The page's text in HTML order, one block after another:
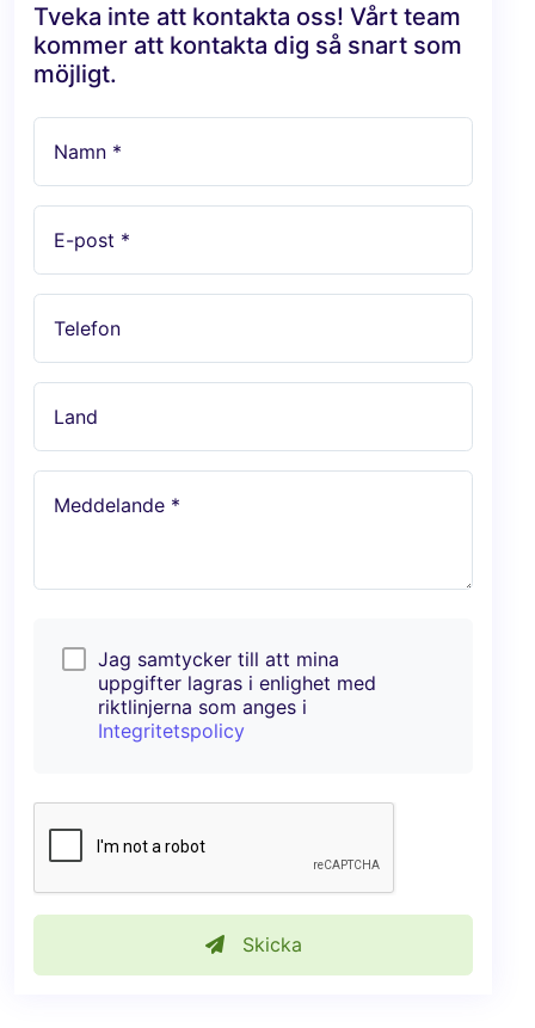
Tveka inte att kontakta oss! Vårt team
kommer att kontakta dig så snart som
möjligt.
Namn *
E-post *
Telefon
Land
Meddelande *
Jag samtycker till att mina
uppgifter lagras i enlighet med
riktlinjerna som anges i
Integritetspolicy
Skicka